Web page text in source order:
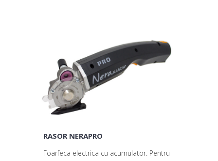
RASOR NERAPRO
Foarfeca electrica cu acumulator. Pentru